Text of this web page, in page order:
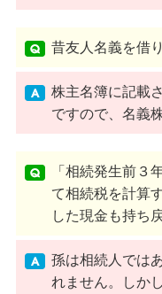
昔友人名義を借
株主名簿に記載
ですので、名義
「相続発生前３
て相続税を計算
した現金も持ち
孫は相続人では
れません。しか